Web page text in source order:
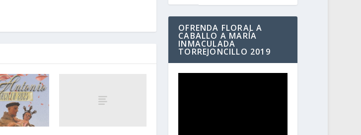
OFRENDA FLORAL A
CABALLO A MARÍA
INMACULADA
TORREJONCILLO 2019